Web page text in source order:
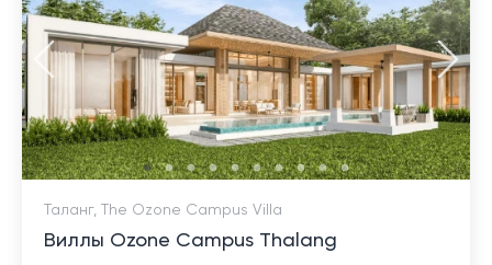
Таланг, The Ozone Campus Villa
Виллы Ozone Campus Thalang